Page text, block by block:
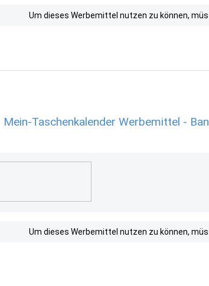
Um dieses Werbemittel nutzen zu können,
Mein-Taschenkalender Werbemittel -
Um dieses Werbemittel nutzen zu können,